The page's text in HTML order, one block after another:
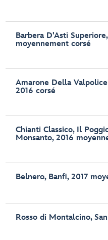
Barbera D'Asti
moyennement corsé
Amarone Della
2016 corsé
Chianti Classico, Il
Monsanto, 2016
Belnero, Banfi, 2017
Rosso di Montalcino,